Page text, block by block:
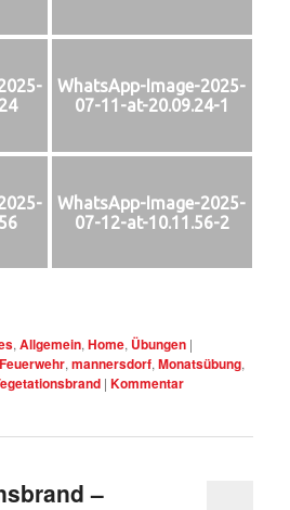
WhatsApp-Image-2025-
07-11-at-20.09.24-1
WhatsApp-Image-2025-
07-12-at-10.11.56-2
,Allgemein,Home, Übungen |
Feuerwehr,mannersdorf,Monatsübung,
|Kommentar
–